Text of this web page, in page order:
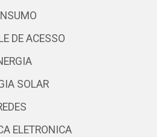
DE ACESSO
SOLAR
ELETRONICA